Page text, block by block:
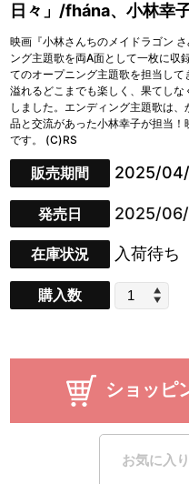
日々」/fhána、小林幸
映画『小林さんちのメイドラゴン
ング主題歌を両A面として一枚に収
てのオープニング主題歌を担当し
溢れるどこまでも楽しく、果てし
しました。エンディング主題歌は
品と交流があった小林幸子が担当
です。 (C)RS
販売期間 2025/
発売日 2025/
在庫状況 入荷待ち
購入数
ショッピ
お気に入